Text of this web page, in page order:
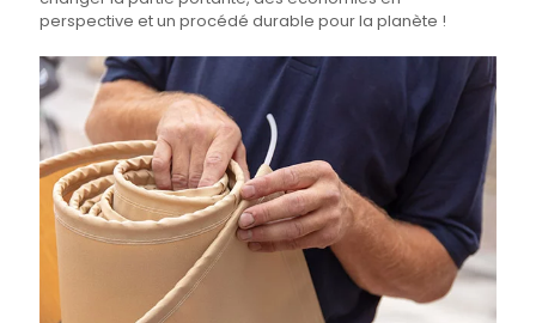
perspective et un procédé durable pour la planète !